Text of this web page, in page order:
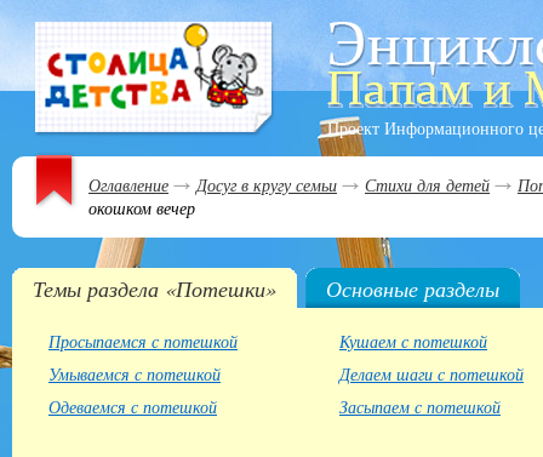
Проект Информационного
Оглавление Досуг в кругу семьи Стихи для детей
окошком вечер
Темы раздела «Потешки» Основные разделы
Просыпаемся с потешкой
Умываемся с потешкой
Одеваемся с потешкой
Кушаем с потешкой
Делаем шаги с потешкой
Засыпаем с потешкой